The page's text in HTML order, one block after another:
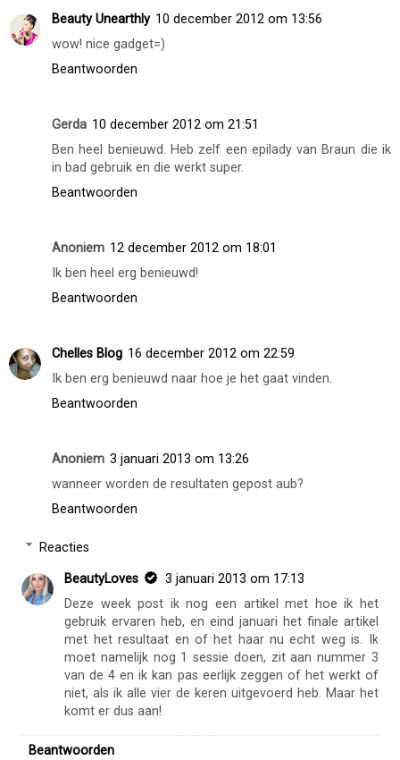
Beauty Unearthly 10 december 2012 om 13:56
wow! nice gadget=)
Beantwoorden
Gerda 10 december 2012 om 21:51
Ben heel benieuwd. Heb zelf een epilady van Braun die ik
in bad gebruik en die werkt super.
Beantwoorden
Anoniem 12 december 2012 om 18:01
Ik ben heel erg benieuwd!
Beantwoorden
Chelles Blog 16 december 2012 om 22:59
Ik ben erg benieuwd naar hoe je het gaat vinden.
Beantwoorden
Anoniem 3 januari 2013 om 13:26
wanneer worden de resultaten gepost aub?
Beantwoorden
Reacties
BeautyLoves
3 januari 2013 om 17:13
Deze week post ik nog een artikel met hoe ik het
gebruik ervaren heb, en eind januari het finale artikel
met het resultaat en of het haar nu echt weg is. Ik
moet namelijk nog 1 sessie doen, zit aan nummer 3
van de 4 en ik kan pas eerlijk zeggen of het werkt of
niet, als ik alle vier de keren uitgevoerd heb. Maar het
komt er dus aan!
Beantwoorden